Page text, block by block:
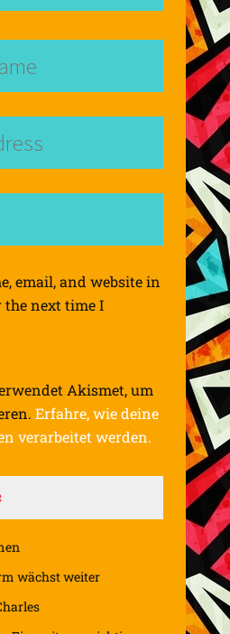
email, and website in
next time I
Akismet, um
Erfahre, wie deine
verarbeitet werden.
wächst weiter